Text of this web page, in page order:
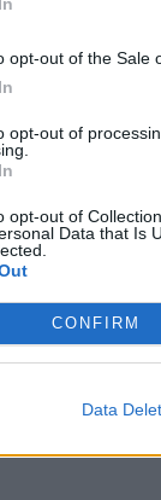
opt-out of the Sale
opt-out of
opt-out of
Data that Is
CONFIRM
Data
está a chegar
CLIQUE PARA